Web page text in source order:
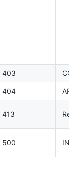
403
404
413
500